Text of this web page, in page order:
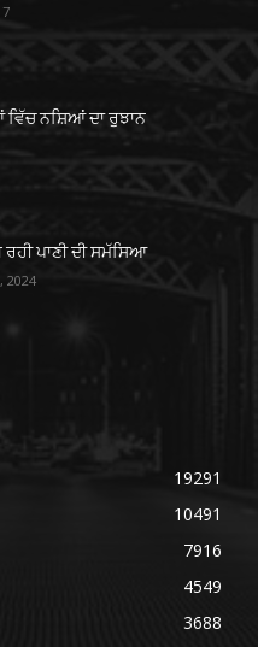
ਨਸ਼ਿਆਂ ਦਾ ਰੁਝਾਨ
ਰਹੀ ਪਾਣੀ ਦੀ ਸਮੱਸਿਆ
2024
19291
10491
7916
4549
3688